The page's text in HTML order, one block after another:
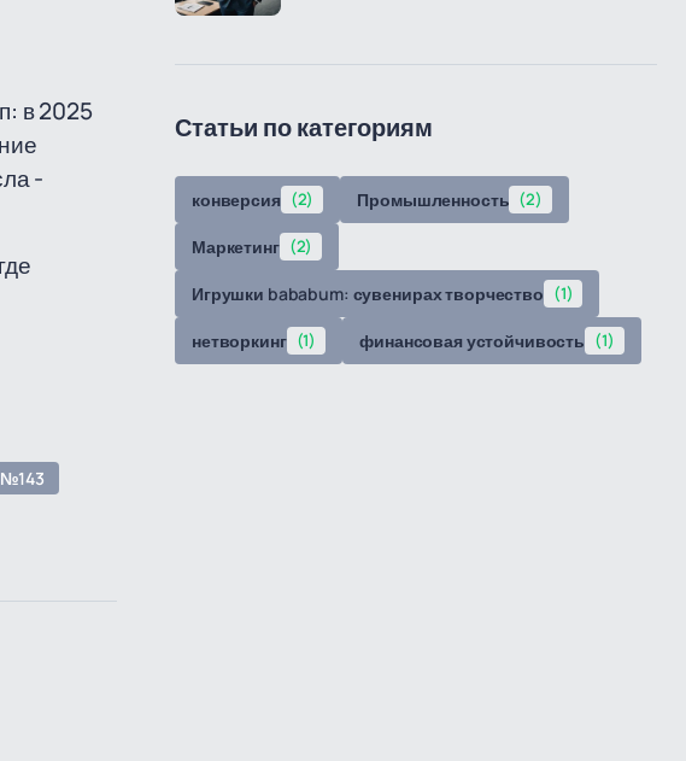
в 2025
-
Статьи по категориям
конверсия (2) Промышленность (2)
Маркетинг (2)
Игрушки bababum: сувенирах творчество (1)
нетворкинг (1) финансовая устойчивость (1)